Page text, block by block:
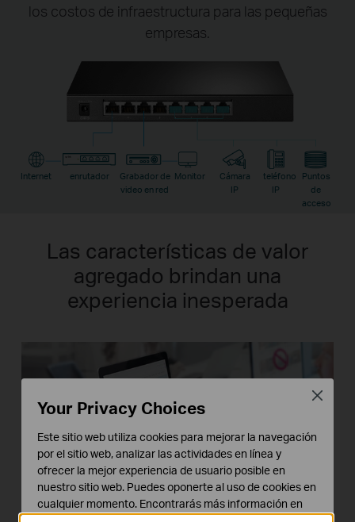
los costos de infraestructura para las pequeñas
empresas.
Internet enrutador
Grabador de
video en red
Monitor
Cámara
IP
teléfono
IP
Puntos
de
acceso
Las características de valor
agregado brindan una
experiencia inesperada
Your Privacy Choices
Este sitio web utiliza cookies para mejorar la navegación
por el sitio web, analizar las actividades en línea y
ofrecer la mejor experiencia de usuario posible en
nuestro sitio web. Puedes oponerte al uso de cookies en
cualquier momento. Encontrarás más información en
Close